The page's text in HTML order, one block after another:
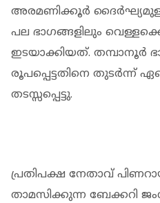
അരമണിക്കൂര്‍ ദൈര്‍ഘ്യമുള്ള
പല ഭാഗങ്ങളിലും
ഇടയാക്കിയത്. തമ്പാനൂര്‍
രൂപപ്പെട്ടതിനെ തുടര്‍ന്ന്
തടസ്സപ്പെട്ടു.
പ്രതിപക്ഷ നേതാവ്
താമസിക്കുന്ന ബേക്കറി